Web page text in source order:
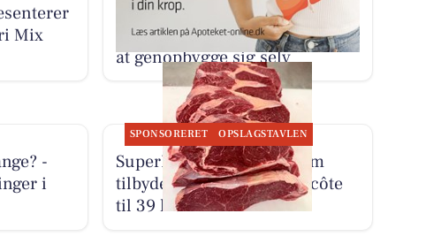
Mix
Herning Løve Apotek deler
interview om leverens evne til
at genopbygge sig selv
-
i
SPONSORERET OPSLAGSTAVLEN
SuperBrugsen Hammerum
tilbyder brasiliansk entrecôte
til 39 kr.